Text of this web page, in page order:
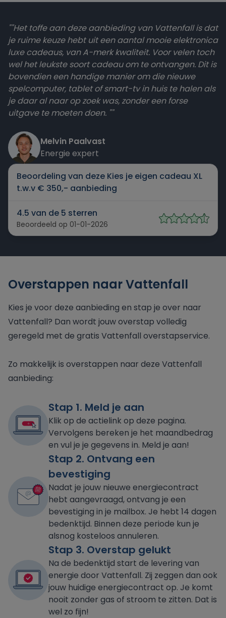
""Het toffe aan deze aanbieding van Vattenfall is dat
je ruime keuze hebt uit een aantal mooie elektronica
luxe cadeaus, van A-merk kwaliteit. Voor velen toch
wel het leukste soort cadeau om te ontvangen. Dit is
bovendien een handige manier om die nieuwe
spelcomputer, tablet of smart-tv in huis te halen als
je daar al naar op zoek was, zonder een forse
uitgave te moeten doen. ""
Melvin Paalvast
Energie expert
Beoordeling van deze Kies je eigen cadeau XL
t.w.v € 350,- aanbieding
4.5 van de 5 sterren
Beoordeeld op 01-01-2026
Overstappen naar Vattenfall
Kies je voor deze aanbieding en stap je over naar
Vattenfall? Dan wordt jouw overstap volledig
geregeld met de gratis Vattenfall overstapservice.
Zo makkelijk is overstappen naar deze Vattenfall
aanbieding:
Stap 1. Meld je aan
Klik op de actielink op deze pagina.
Vervolgens bereken je het maandbedrag
en vul je je gegevens in. Meld je aan!
Stap 2. Ontvang een
bevestiging
Nadat je jouw nieuwe energiecontract
hebt aangevraagd, ontvang je een
bevestiging in je mailbox. Je hebt 14 dagen
bedenktijd. Binnen deze periode kun je
alsnog kosteloos annuleren.
Stap 3. Overstap gelukt
Na de bedenktijd start de levering van
energie door Vattenfall. Zij zeggen dan ook
jouw huidige energiecontract op. Je komt
nooit zonder gas of stroom te zitten. Dat is
wel zo fijn!